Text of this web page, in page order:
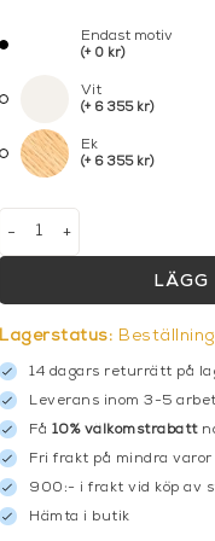
Endast motiv
(+ 0 kr)
Vit
(+ 6 355 kr)
Ek
(+ 6 355 kr)
+
-
LÄGG
Lagerstatus:
14 dagars returrätt på
Leverans inom 3-5
Få 10% välkomstrabatt
Fri frakt på mindra
900:- i frakt vid köp av
Hämta i butik